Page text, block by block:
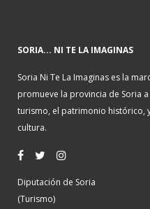
SORIA... NI TE LA IMAGINAS
Soria Ni Te La Imaginas es la
promueve la provincia de Soria
turismo, el patrimonio histórico,
cultura.
Diputación de Soria
(Turismo)